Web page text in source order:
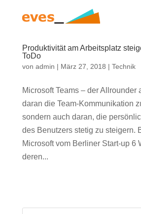
Produktivität am Arbeitsplatz
ToDo
von admin | März 27, 2018 | Technik
Microsoft Teams – der Allrounder
daran die Team-Kommunikation
sondern auch daran, die
des Benutzers stetig zu steigern.
Microsoft vom Berliner Start-up 6
deren...